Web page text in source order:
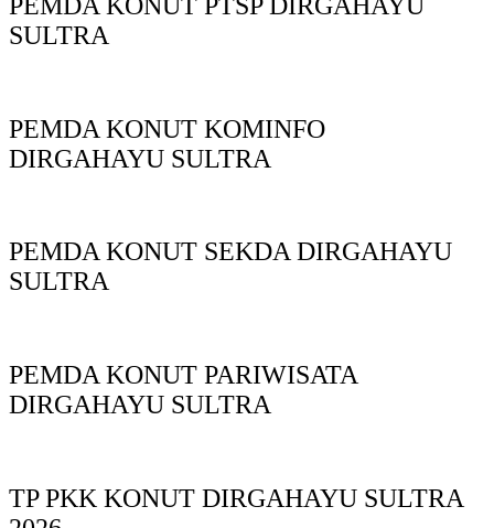
SULTRA
PEMDA KONUT KOMINFO
DIRGAHAYU SULTRA
PEMDA KONUT SEKDA DIRGAHAYU
SULTRA
PEMDA KONUT PARIWISATA
DIRGAHAYU SULTRA
TP PKK KONUT DIRGAHAYU SULTRA